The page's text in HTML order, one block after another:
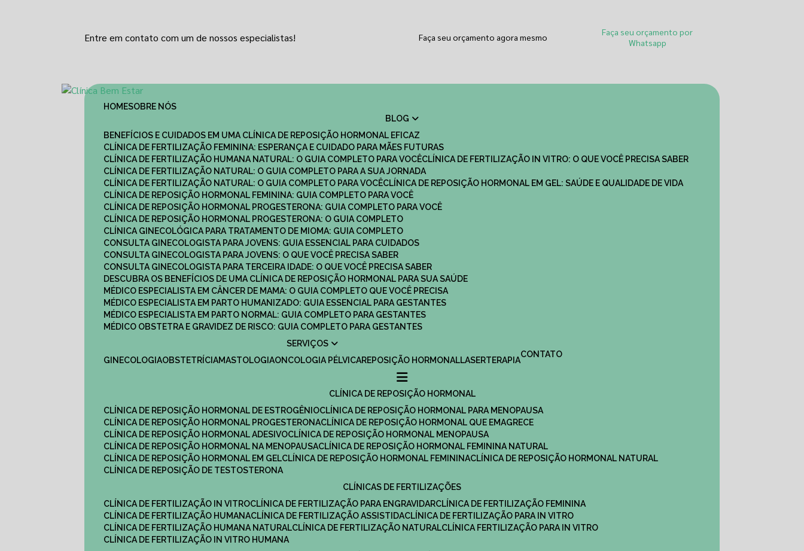
Entre em contato com um de nossos especialistas! Faça seu orçamento agora mesmo
Faça seu orçamento por
Whatsapp
HOME
SOBRE NÓS
BLOG
BENEFÍCIOS E CUIDADOS EM UMA CLÍNICA DE REPOSIÇÃO HORMONAL EFICAZ
CLÍNICA DE FERTILIZAÇÃO FEMININA: ESPERANÇA E CUIDADO PARA MÃES FUTURAS
CLÍNICA DE FERTILIZAÇÃO HUMANA NATURAL: O GUIA COMPLETO PARA VOCÊ
CLÍNICA DE FERTILIZAÇÃO IN VITRO: O QUE VOCÊ PRECISA SABER
CLÍNICA DE FERTILIZAÇÃO NATURAL: O GUIA COMPLETO PARA A SUA JORNADA
CLÍNICA DE FERTILIZAÇÃO NATURAL: O GUIA COMPLETO PARA VOCÊ
CLÍNICA DE REPOSIÇÃO HORMONAL EM GEL: SAÚDE E QUALIDADE DE VIDA
CLÍNICA DE REPOSIÇÃO HORMONAL FEMININA: GUIA COMPLETO PARA VOCÊ
CLÍNICA DE REPOSIÇÃO HORMONAL PROGESTERONA: GUIA COMPLETO PARA VOCÊ
CLÍNICA DE REPOSIÇÃO HORMONAL PROGESTERONA: O GUIA COMPLETO
CLÍNICA GINECOLÓGICA PARA TRATAMENTO DE MIOMA: GUIA COMPLETO
CONSULTA GINECOLOGISTA PARA JOVENS: GUIA ESSENCIAL PARA CUIDADOS
CONSULTA GINECOLOGISTA PARA JOVENS: O QUE VOCÊ PRECISA SABER
CONSULTA GINECOLOGISTA PARA TERCEIRA IDADE: O QUE VOCÊ PRECISA SABER
DESCUBRA OS BENEFÍCIOS DE UMA CLÍNICA DE REPOSIÇÃO HORMONAL PARA SUA SAÚDE
MÉDICO ESPECIALISTA EM CÂNCER DE MAMA: O GUIA COMPLETO QUE VOCÊ PRECISA
MÉDICO ESPECIALISTA EM PARTO HUMANIZADO: GUIA ESSENCIAL PARA GESTANTES
MÉDICO ESPECIALISTA EM PARTO NORMAL: GUIA COMPLETO PARA GESTANTES
MÉDICO OBSTETRA E GRAVIDEZ DE RISCO: GUIA COMPLETO PARA GESTANTES
SERVIÇOS
GINECOLOGIA
OBSTETRÍCIA MASTOLOGIA ONCOLOGIA PÉLVICA REPOSIÇÃO HORMONAL LASERTERAPIA
CONTATO
CLÍNICA DE REPOSIÇÃO HORMONAL
CLÍNICA DE REPOSIÇÃO HORMONAL DE ESTROGÊNIO
CLÍNICA DE REPOSIÇÃO HORMONAL PARA MENOPAUSA
CLÍNICA DE REPOSIÇÃO HORMONAL PROGESTERONA
CLÍNICA DE REPOSIÇÃO HORMONAL QUE EMAGRECE
CLÍNICA DE REPOSIÇÃO HORMONAL ADESIVO
CLÍNICA DE REPOSIÇÃO HORMONAL MENOPAUSA
CLÍNICA DE REPOSIÇÃO HORMONAL NA MENOPAUSA
CLÍNICA DE REPOSIÇÃO HORMONAL FEMININA NATURAL
CLÍNICA DE REPOSIÇÃO HORMONAL EM GEL
CLÍNICA DE REPOSIÇÃO HORMONAL FEMININA
CLÍNICA DE REPOSIÇÃO HORMONAL NATURAL
CLÍNICA DE REPOSIÇÃO DE TESTOSTERONA
CLÍNICAS DE FERTILIZAÇÕES
CLÍNICA DE FERTILIZAÇÃO IN VITRO
CLÍNICA DE FERTILIZAÇÃO PARA ENGRAVIDAR
CLÍNICA DE FERTILIZAÇÃO FEMININA
CLÍNICA DE FERTILIZAÇÃO HUMANA
CLÍNICA DE FERTILIZAÇÃO ASSISTIDA
CLÍNICA DE FERTILIZAÇÃO PARA IN VITRO
CLÍNICA DE FERTILIZAÇÃO HUMANA NATURAL
CLÍNICA DE FERTILIZAÇÃO NATURAL
CLÍNICA FERTILIZAÇÃO PARA IN VITRO
CLÍNICA DE FERTILIZAÇÃO IN VITRO HUMANA